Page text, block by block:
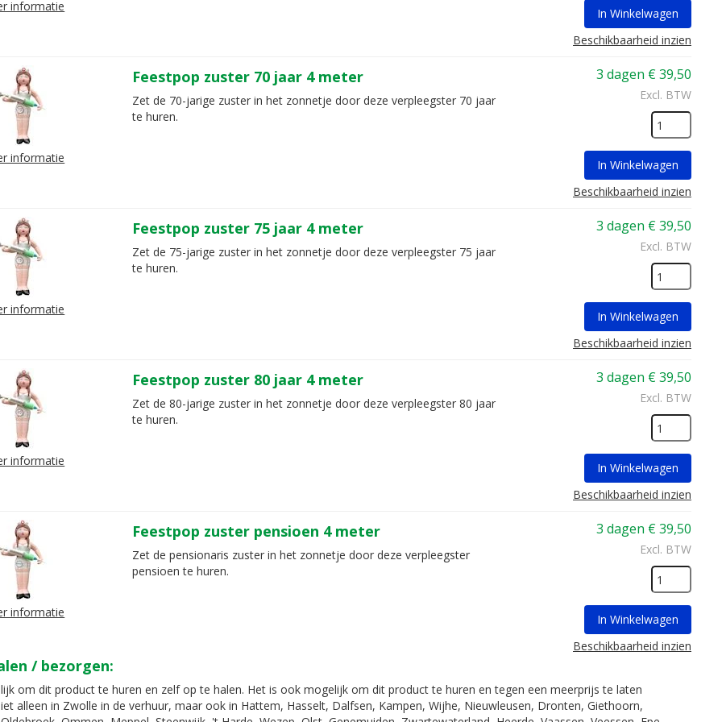
informatie
In Winkelwagen
Beschikbaarheid inzien
informatie
3 dagen €39,50
Excl. BTW
In Winkelwagen
Beschikbaarheid inzien
Feestpop zuster 70 jaar 4 meter
Zet de 70-jarige zuster in het zonnetje door deze verpleegster 70 jaar
te huren.
informatie
3 dagen €39,50
Excl. BTW
In Winkelwagen
Beschikbaarheid inzien
Feestpop zuster 75 jaar 4 meter
Zet de 75-jarige zuster in het zonnetje door deze verpleegster 75 jaar
te huren.
informatie
3 dagen €39,50
Excl. BTW
In Winkelwagen
Beschikbaarheid inzien
Feestpop zuster 80 jaar 4 meter
Zet de 80-jarige zuster in het zonnetje door deze verpleegster 80 jaar
te huren.
informatie
3 dagen €39,50
Excl. BTW
In Winkelwagen
Beschikbaarheid inzien
Feestpop zuster pensioen 4 meter
Zet de pensionaris zuster in het zonnetje door deze verpleegster
pensioen te huren.
/ bezorgen:
om dit product te huren en zelf op te halen. Het is ook mogelijk om dit product te huren en tegen een meerprijs te laten
alleen in Zwolle in de verhuur, maar ook in Hattem, Hasselt, Dalfsen, Kampen, Wijhe, Nieuwleusen, Dronten, Giethoorn,